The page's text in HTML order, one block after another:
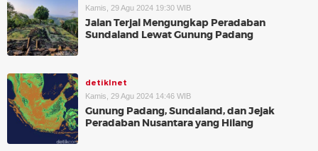
Kamis, 29 Agu 2024 19:30 WIB
Jalan Terjal Mengungkap Peradaban
Sundaland Lewat Gunung Padang
detikInet
Kamis, 29 Agu 2024 14:46 WIB
Gunung Padang, Sundaland, dan Jejak
Peradaban Nusantara yang Hilang